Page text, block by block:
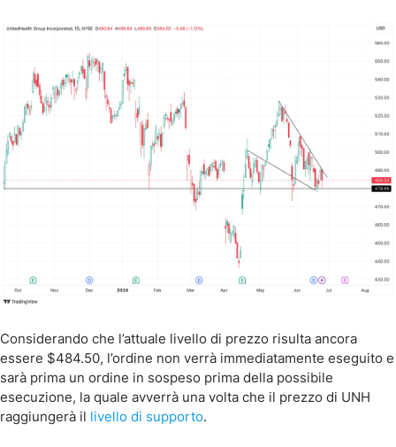
Considerando che l’attuale livello di prezzo risulta ancora
essere $484.50, l’ordine non verrà immediatamente eseguito e
sarà prima un ordine in sospeso prima della possibile
esecuzione, la quale avverrà una volta che il prezzo di UNH
raggiungerà il livello di supporto.